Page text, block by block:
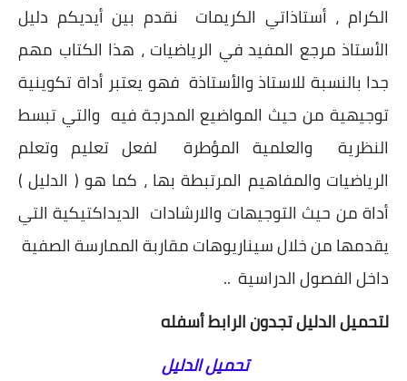
الكرام ، أستاذاتي الكريمات نقدم بين أيديكم دليل
الأستاذ مرجع المفيد في الرياضيات ، هذا الكتاب مهم
جدا بالنسبة للاستاذ والأستاذة فهو يعتبر أداة تكوينية
توجيهية من حيث المواضيع المدرجة فيه والتي تبسط
النظرية والعلمية المؤطرة لفعل تعليم وتعلم
الرياضيات والمفاهيم المرتبطة بها ، كما هو ( الدليل )
أداة من حيث التوجيهات والارشادات الديداكتيكية التي
يقدمها من خلال سيناريوهات مقاربة الممارسة الصفية
داخل الفصول الدراسية ..
لتحميل الدليل تجدون الرابط أسفله
تحميل الدليل